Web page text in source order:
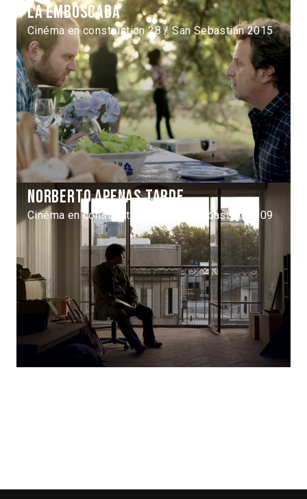
La emboscada
Cinéma en construction 28 / San Sebastián 2015
Norberto apenas tarde
Cinéma en construction 16 / San Sebastián 2009